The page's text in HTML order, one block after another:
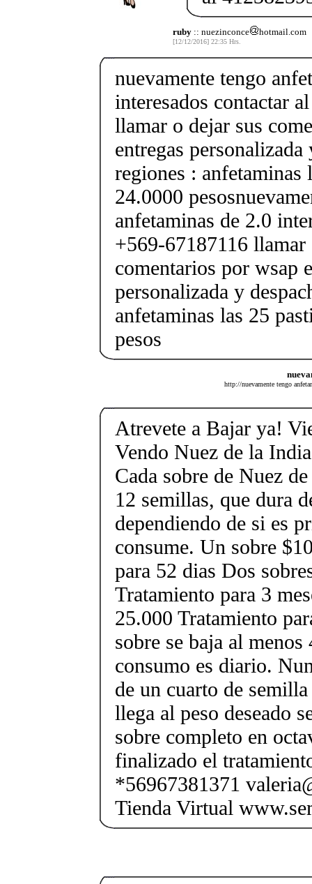
ruby:: nuezinconce hotmail.com
[12/12/2016] 22:35 Hrs.
nuevamente tengo
interesados contactar
llamar o dejar sus
entregas personalizada
regiones : anfetaminas
24.0000
anfetaminas de 2.0
+569-67187116 llamar
comentarios por wsap
personalizada y
anfetaminas las 25
pesos
http://nuevamente tengo
Atrevete a Bajar ya!
Vendo Nuez de la
Cada sobre de Nuez
12 semillas, que dura
dependiendo de si es
consume. Un sobre
para 52 dias Dos
Tratamiento para 3
25.000 Tratamiento
sobre se baja al
consumo es diario.
de un cuarto de
llega al peso deseado
sobre completo en
finalizado el
*56967381371
Tienda Virtual